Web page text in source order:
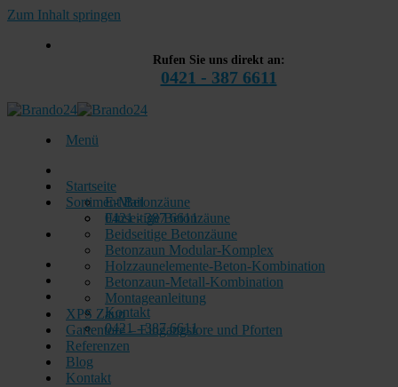
Zum Inhalt springen
Rufen Sie uns direkt an:
0421 - 387 6611
Menü
E-Mail
0421 - 387 6611
Kontakt
0421 - 387 6611
Startseite
Sortiment Betonzäune
Einseitige Betonzäune
Beidseitige Betonzäune
Betonzaun Modular-Komplex
Holzzaunelemente-Beton-Kombination
Betonzaun-Metall-Kombination
Montageanleitung
XPS Zaun
Gartentore – Eingangstore und Pforten
Referenzen
Blog
Kontakt